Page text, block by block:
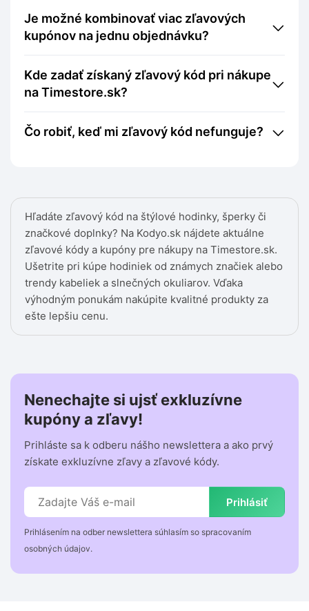
Hľadáte zľavový kód na štýlové hodinky, šperky či
značkové doplnky? Na Kodyo.sk nájdete aktuálne
zľavové kódy a kupóny pre nákupy na Timestore.sk.
Ušetrite pri kúpe hodiniek od známych značiek alebo
trendy kabeliek a slnečných okuliarov. Vďaka
výhodným ponukám nakúpite kvalitné produkty za
ešte lepšiu cenu.
Je možné kombinovať viac zľavových
kupónov na jednu objednávku?
Kde zadať získaný zľavový kód pri nákupe
na Timestore.sk?
Čo robiť, keď mi zľavový kód nefunguje?
Nenechajte si ujsť exkluzívne
kupóny a zľavy!
Prihláste sa k odberu nášho newslettera a ako prvý
získate exkluzívne zľavy a zľavové kódy.
Prihlásiť
Prihlásením na odber newslettera súhlasím so spracovaním
osobných údajov.